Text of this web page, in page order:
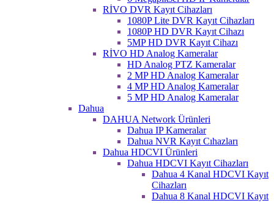
RİVO DVR Kayıt Cihazları
1080P Lite DVR Kayıt Cihazları
1080P HD DVR Kayıt Cihazı
5MP HD DVR Kayıt Cihazı
RİVO HD Analog Kameralar
HD Analog PTZ Kameralar
2 MP HD Analog Kameralar
4 MP HD Analog Kameralar
5 MP HD Analog Kameralar
Dahua
DAHUA Network Ürünleri
Dahua IP Kameralar
Dahua NVR Kayıt Cıhazları
Dahua HDCVI Ürünleri
Dahua HDCVI Kayıt Cihazları
Dahua 4 Kanal HDCVI Kayıt
Cihazları
Dahua 8 Kanal HDCVI Kayıt